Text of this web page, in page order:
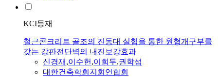
KCI등재
철근콘크리트 골조의 진동대 실험을 통한 원형개구부를
갖는 강판전단벽의 내진보강효과
신경재 ,이수헌,이희두,권학섭
대한건축학회지회연합회